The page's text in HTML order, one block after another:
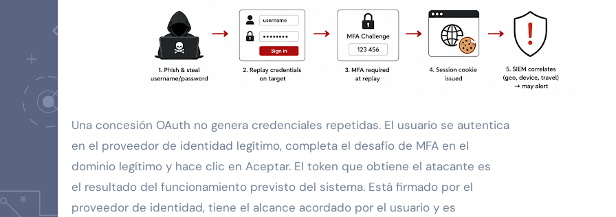
Una concesión OAuth no genera credenciales repetidas. El usuario se autentica
en el proveedor de identidad legítimo, completa el desafío de MFA en el
dominio legítimo y hace clic en Aceptar. El token que obtiene el atacante es
el resultado del funcionamiento previsto del sistema. Está firmado por el
proveedor de identidad, tiene el alcance acordado por el usuario y es